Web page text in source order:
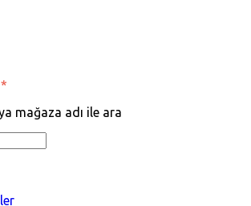
*
mağaza adı ile ara